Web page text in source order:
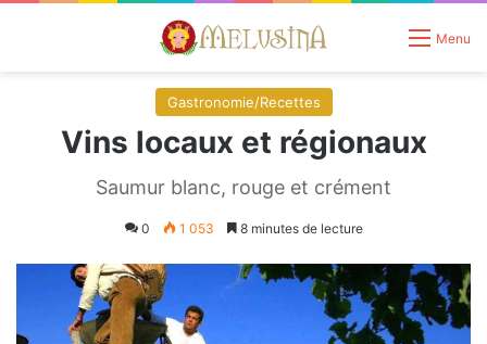
Menu
Gastronomie/Recettes
Vins locaux et régionaux
Saumur blanc, rouge et crément
0 1 053 8 minutes de lecture